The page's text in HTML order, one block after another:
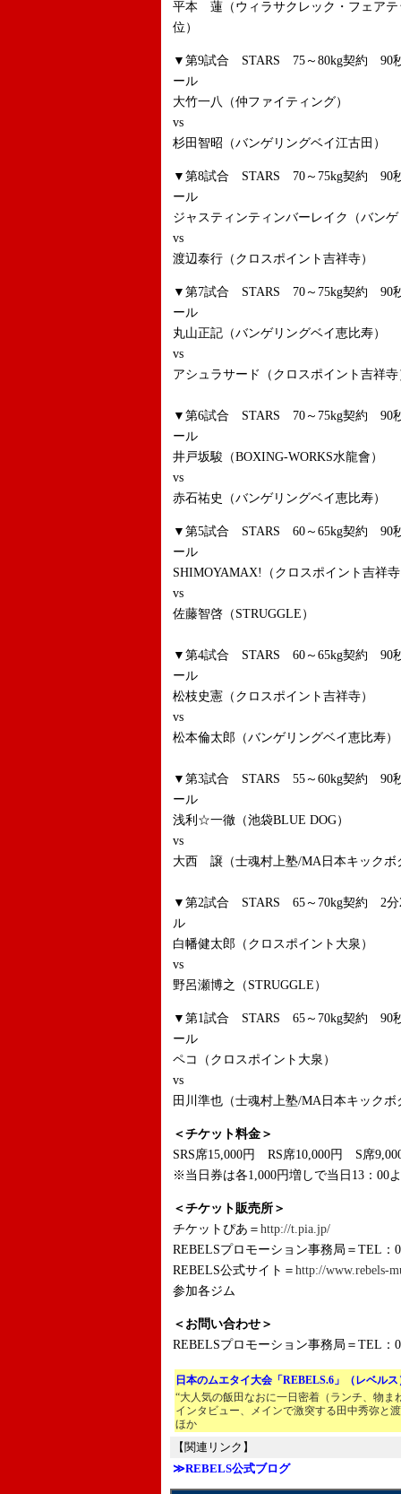
平本 蓮（ウィラサクレック・フェアテ
位）
▼第9試合 STARS 75～80kg契約 90
ール
大竹一八（仲ファイティング）
vs
杉田智昭（バンゲリングベイ江古田）
▼第8試合 STARS 70～75kg契約 90
ール
ジャスティンティンバーレイク（バン
vs
渡辺泰行（クロスポイント吉祥寺）
▼第7試合 STARS 70～75kg契約 90
ール
丸山正記（バンゲリングベイ恵比寿）
vs
アシュラサード（クロスポイント吉祥寺
▼第6試合 STARS 70～75kg契約 90
ール
井戸坂駿（BOXING-WORKS水龍會）
vs
赤石祐史（バンゲリングベイ恵比寿）
▼第5試合 STARS 60～65kg契約 90
ール
SHIMOYAMAX!（クロスポイント吉祥
vs
佐藤智啓（STRUGGLE）
▼第4試合 STARS 60～65kg契約 90
ール
松枝史憲（クロスポイント吉祥寺）
vs
松本倫太郎（バンゲリングベイ恵比寿）
▼第3試合 STARS 55～60kg契約 90
ール
浅利☆一徹（池袋BLUE DOG）
vs
大西 譲（士魂村上塾/MA日本キックボ
▼第2試合 STARS 65～70kg契約 2分
ル
白幡健太郎（クロスポイント大泉）
vs
野呂瀬博之（STRUGGLE）
▼第1試合 STARS 65～70kg契約 90
ール
ペコ（クロスポイント大泉）
vs
田川準也（士魂村上塾/MA日本キックボ
＜チケット料金＞
SRS席15,000円 RS席10,000円 S席
※当日券は各1,000円増しで当日13：00
＜チケット販売所＞
チケットぴあ＝ http://t.pia.jp/
REBELSプロモーション事務局＝TEL：
REBELS公式サイト＝ http://www.rebels-
参加各ジム
＜お問い合わせ＞
REBELSプロモーション事務局＝TEL：
日本のムエタイ大会「REBELS.6」（レベル
“大人気の飯田なおに一日密着（ランチ、物ま
インタビュー、メインで激突する田中秀弥と
ほか
【関連リンク】
≫REBELS公式ブログ